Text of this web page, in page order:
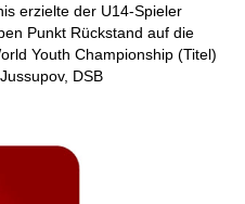
erzielte der U14-Spieler
Punkt Rückstand auf die
Youth Championship (Titel)
DSB